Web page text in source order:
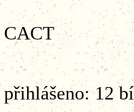
CACT
přihlášeno: 12